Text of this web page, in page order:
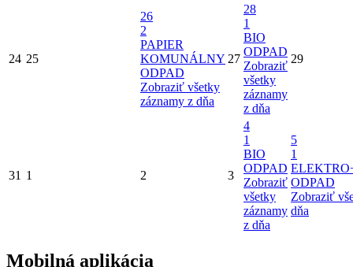
24 25
26
2
PAPIER
KOMUNÁLNY
ODPAD
Zobraziť všetky
záznamy z dňa
27
28
1
BIO
ODPAD
Zobraziť
všetky
záznamy
z dňa
29
31 1 2 3
4
1
BIO
ODPAD
Zobraziť
všetky
záznamy
z dňa
5
1
ODPAD
Zobraziť
dňa
Mobilná aplikácia